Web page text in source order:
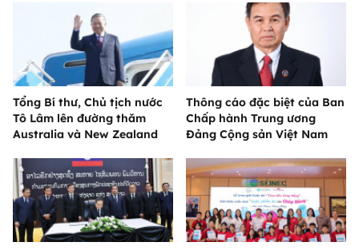
Tổng Bí thư, Chủ tịch nước
Tô Lâm lên đường thăm
Australia và New Zealand
Thông cáo đặc biệt của Ban
Chấp hành Trung ương
Đảng Cộng sản Việt Nam